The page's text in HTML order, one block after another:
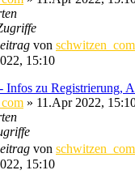
von schwitzen_com
15:10
Infos zu Registrierung,
» 11.Apr 2022,
von schwitzen_com
15:10